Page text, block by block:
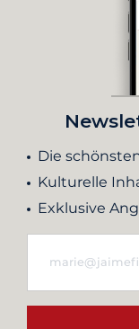
Die
Kulturelle
Exklusive